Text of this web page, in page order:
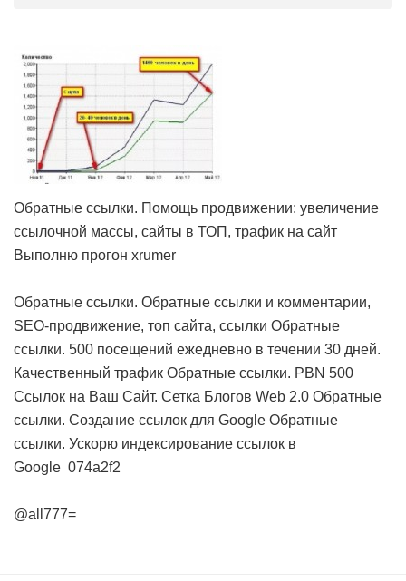
Обратные ссылки. Помощь продвижении: увеличение
ссылочной массы, сайты в ТОП, трафик на сайт
Выполню прогон xrumer
Обратные ссылки. Обратные ссылки и комментарии,
SEO-продвижение, топ сайта, ссылки Обратные
ссылки. 500 посещений ежедневно в течении 30 дней.
Качественный трафик Обратные ссылки. PBN 500
Ссылок на Ваш Сайт. Сетка Блогов Web 2.0 Обратные
ссылки. Создание ссылок для Google Обратные
ссылки. Ускорю индексирование ссылок в
Google 074a2f2
@all777=